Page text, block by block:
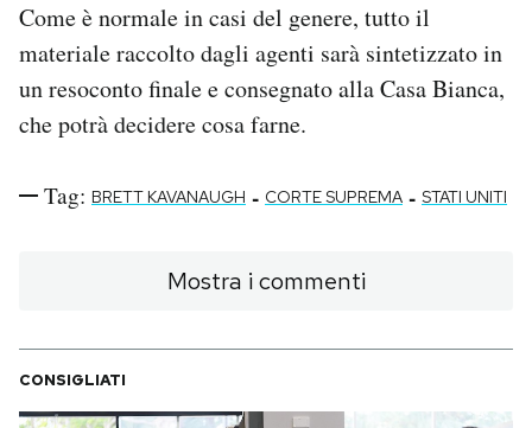
Come è normale in casi del genere, tutto il
materiale raccolto dagli agenti sarà sintetizzato in
un resoconto finale e consegnato alla Casa Bianca,
che potrà decidere cosa farne.
Tag: BRETT KAVANAUGH - CORTE SUPREMA - STATI UNITI
Mostra i commenti
CONSIGLIATI